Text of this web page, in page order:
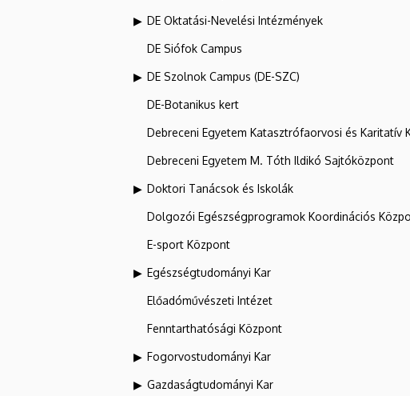
DE Oktatási-Nevelési Intézmények
DE Siófok Campus
DE Szolnok Campus (DE-SZC)
DE-Botanikus kert
Debreceni Egyetem Katasztrófaorvosi és Karitatív
Debreceni Egyetem M. Tóth Ildikó Sajtóközpont
Doktori Tanácsok és Iskolák
Dolgozói Egészségprogramok Koordinációs
E-sport Központ
Egészségtudományi Kar
Előadóművészeti Intézet
Fenntarthatósági Központ
Fogorvostudományi Kar
Gazdaságtudományi Kar